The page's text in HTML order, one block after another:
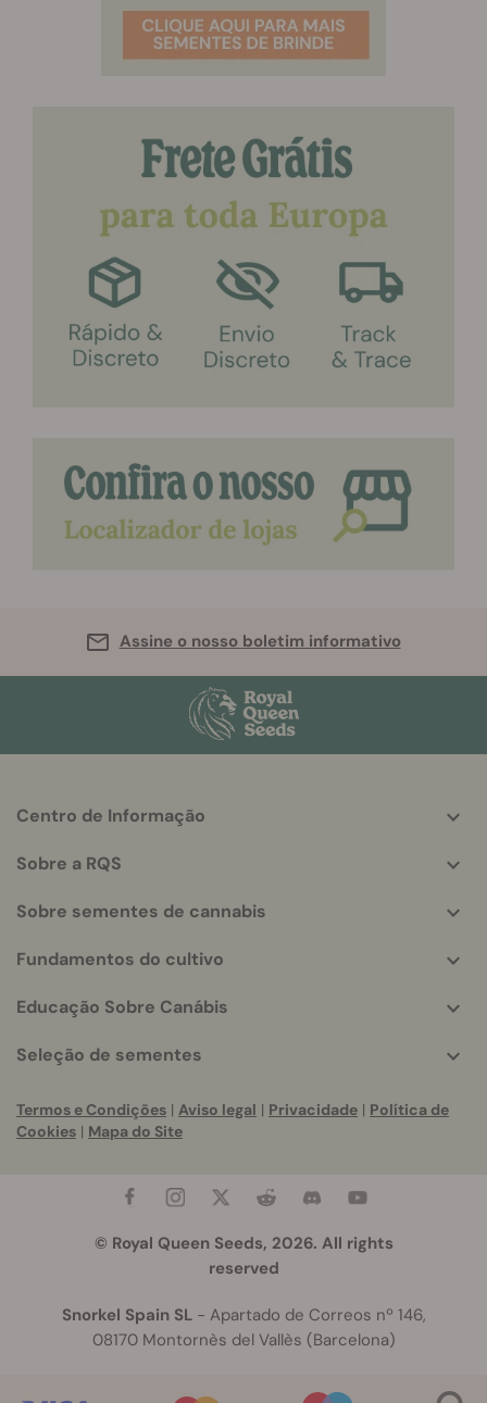
Assine o nosso boletim informativo
info
Centro de Informação
Sobre a RQS
Sobre sementes de cannabis
Fundamentos do cultivo
Educação Sobre Canábis
Seleção de sementes
Termos e Condições | Aviso legal | Privacidade | Política de
Cookies | Mapa do Site
© Royal Queen Seeds, 2026. All rights
reserved
Snorkel Spain SL- Apartado de Correos nº 146,
08170 Montornès del Vallès (Barcelona)